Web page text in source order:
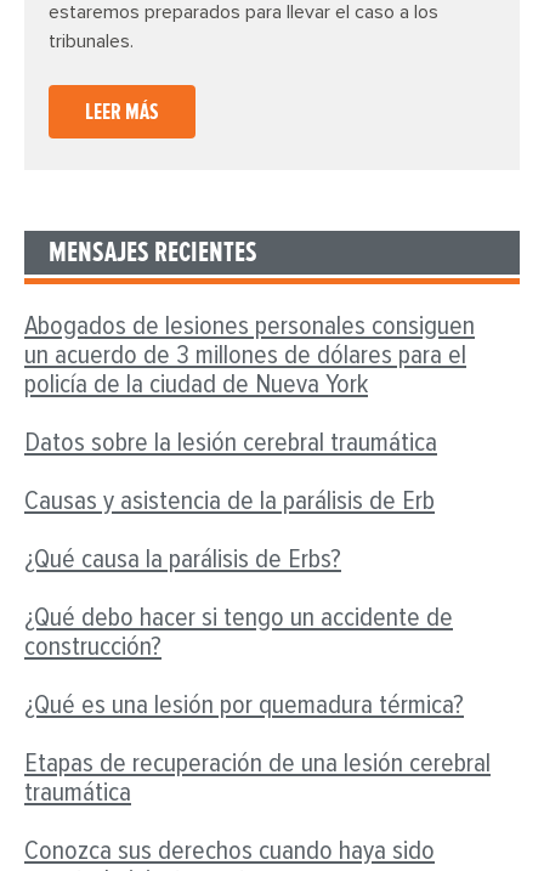
estaremos preparados para llevar el caso a los
tribunales.
LEER MÁS
MENSAJES RECIENTES
Abogados de lesiones personales consiguen
un acuerdo de 3 millones de dólares para el
policía de la ciudad de Nueva York
Datos sobre la lesión cerebral traumática
Causas y asistencia de la parálisis de Erb
¿Qué causa la parálisis de Erbs?
¿Qué debo hacer si tengo un accidente de
construcción?
¿Qué es una lesión por quemadura térmica?
Etapas de recuperación de una lesión cerebral
traumática
Conozca sus derechos cuando haya sido